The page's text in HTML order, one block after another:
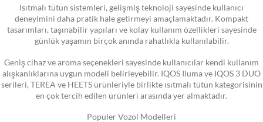
Isıtmalı tütün sistemleri, gelişmiş teknoloji sayesinde kullanıcı
deneyimini daha pratik hale getirmeyi amaçlamaktadır. Kompakt
tasarımları, taşınabilir yapıları ve kolay kullanım özellikleri sayesinde
günlük yaşamın birçok anında rahatlıkla kullanılabilir.
Geniş cihaz ve aroma seçenekleri sayesinde kullanıcılar kendi kullanım
alışkanlıklarına uygun modeli belirleyebilir. IQOS Iluma ve IQOS 3 DUO
serileri, TEREA ve HEETS ürünleriyle birlikte ısıtmalı tütün kategorisinin
en çok tercih edilen ürünleri arasında yer almaktadır.
Popüler Vozol Modelleri